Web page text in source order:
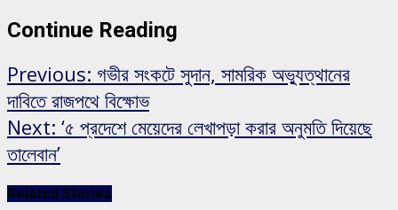
Continue Reading
Previous: গভীর সংকটে সুদান, সামরিক অভ্যুত্থানের
দাবিতে রাজপথে বিক্ষোভ
Next: ‘৫ প্রদেশে মেয়েদের লেখাপড়া করার অনুমতি দিয়েছে
তালেবান’
Related Stories